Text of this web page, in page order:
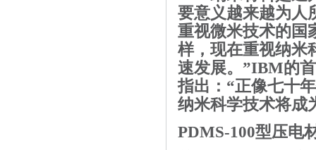
要意义越来越为人
重视微米技术的国
样，现在重视纳米
速发展。”IBM的
指出：“正像七十
纳米科学技术将成
PDMS-100型压电